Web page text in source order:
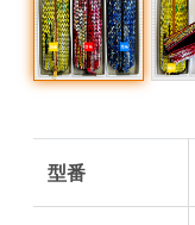
型番